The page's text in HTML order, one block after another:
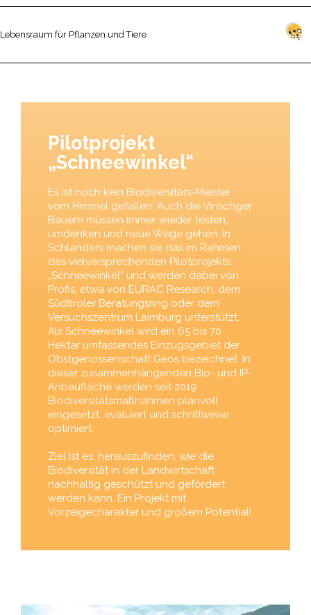
Lebensraum für Pflanzen und Tiere
Pilotprojekt
„Schneewinkel“
Es ist noch kein Biodiversitäts-Meister
vom Himmel gefallen. Auch die Vinschger
Bauern müssen immer wieder testen,
umdenken und neue Wege gehen. In
Schlanders machen sie das im Rahmen
des vielversprechenden Pilotprojekts
„Schneewinkel“ und werden dabei von
Profis, etwa von EURAC Research, dem
Südtiroler Beratungsring oder dem
Versuchszentrum Laimburg unterstützt.
Als Schneewinkel wird ein 65 bis 70
Hektar umfassendes Einzugsgebiet der
Obstgenossenschaft Geos bezeichnet. In
dieser zusammenhängenden Bio- und IP-
Anbaufläche werden seit 2019
Biodiversitätsmaßnahmen planvoll
eingesetzt, evaluiert und schrittweise
optimiert.
Ziel ist es, herauszufinden, wie die
Biodiversität in der Landwirtschaft
nachhaltig geschützt und gefördert
werden kann. Ein Projekt mit
Vorzeigecharakter und großem Potential!